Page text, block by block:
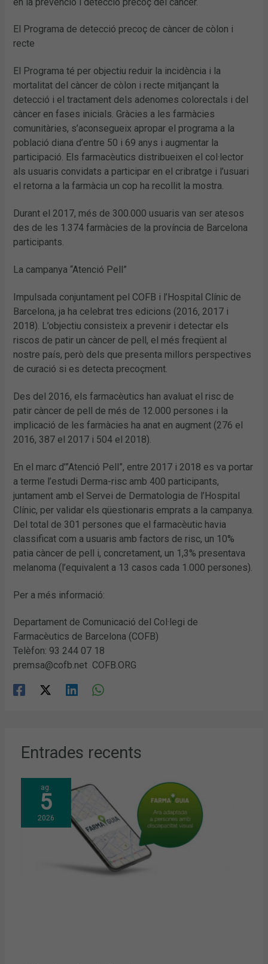
El Programa de detecció precoç de càncer de còlon i
recte
El Programa té per objectiu reduir la incidència i la
mortalitat del càncer de còlon i recte mitjançant la
detecció i el tractament dels adenomes colorectals i del
càncer en fases inicials. Gràcies a les farmàcies
comunitàries, s’aconsegueix apropar el programa a la
població diana d’entre 50 i 69 anys i augmentar la
participació. Els farmacèutics distribueixen el col·lector
als usuaris convidats a participar en el cribratge i l’usuari
el retorna a la farmàcia un cop ha recollit la mostra.
Durant el 2017, més de 300.000 usuaris van ser atesos
des de les 1.374 farmàcies de la província de Barcelona
participants.
La campanya “Atenció Pell”
Impulsada conjuntament pel COFB i l’Hospital Clínic de
Barcelona, ja ha celebrat tres edicions (2016, 2017 i
2018). L’objectiu consisteix a prevenir i detectar els
riscos de patir un càncer de pell, el més freqüent al
nostre país, però dels que presenta millors perspectives
de curació si es detecta precoçment.
Des del 2016, els farmacèutics han avaluat el risc de
patir càncer de pell de més de 12.000 persones i la
implicació de les farmàcies ha anat en augment (276 el
2016, 387 el 2017 i 504 el 2018).
En el marc d’”Atenció Pell”, entre 2017 i 2018 es va portar
a terme l’estudi Derma-risc amb 400 participants,
juntament amb el Servei de Dermatologia de l’Hospital
Clínic, per validar els qüestionaris emprats a la campanya.
Del total de 301 persones que el farmacèutic havia
classificat com a usuaris amb factors de risc, un 10%
patia càncer de pell i, concretament, un 1,3% presentava
melanoma (l’equivalent a 13 casos cada 1.000 persones).
Per a més informació:
Departament de Comunicació del Col·legi de
Farmacèutics de Barcelona (COFB)
Telèfon: 93 244 07 18
premsa@cofb.net COFB.ORG
Entrades recents
ag.
5
2026